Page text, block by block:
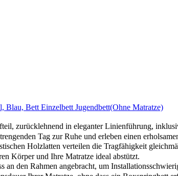
Blau, Bett Einzelbett Jugendbett(Ohne Matratze)
zurücklehnend in eleganter Linienführung,
Tag zur Ruhe und erleben einen
Holzlatten verteilen die Tragfähigkeit
Körper und Ihre Matratze ideal abstützt.
den Rahmen angebracht, um